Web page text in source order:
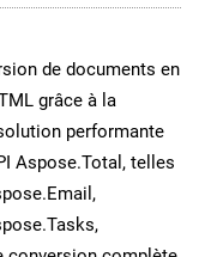
de documents en
grâce à la
performante
Aspose.Total, telles